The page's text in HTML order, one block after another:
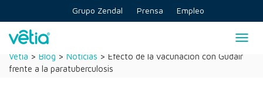
content
Grupo Zendal Prensa Empleo
Vetia > Blog > Noticias > Efecto de la vacunación con Gudair
frente a la paratuberculosis